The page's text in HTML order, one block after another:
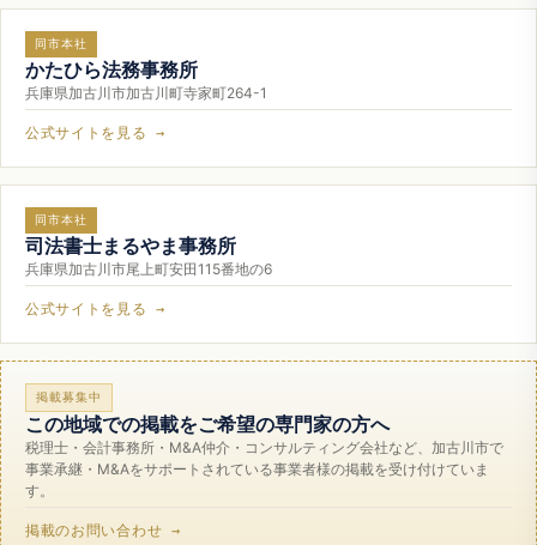
同市本社
かたひら法務事務所
兵庫県加古川市加古川町寺家町264-1
公式サイトを見る →
同市本社
司法書士まるやま事務所
兵庫県加古川市尾上町安田115番地の6
公式サイトを見る →
掲載募集中
この地域での掲載をご希望の専門家の方へ
税理士・会計事務所・M&A仲介・コンサルティング会社など、加古川市で
事業承継・M&Aをサポートされている事業者様の掲載を受け付けていま
す。
掲載のお問い合わせ →